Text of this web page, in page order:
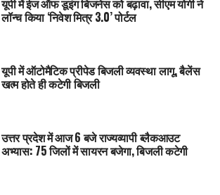
यूपी में ईज ऑफ डूइंग बिजनेस को बढ़ावा, सीएम योगी ने
लॉन्च किया ‘निवेश मित्र 3.0’ पोर्टल
यूपी में ऑटोमैटिक प्रीपेड बिजली व्यवस्था लागू, बैलेंस
खत्म होते ही कटेगी बिजली
उत्तर प्रदेश में आज 6 बजे राज्यव्यापी ब्लैकआउट
अभ्यास: 75 जिलों में सायरन बजेगा, बिजली कटेगी